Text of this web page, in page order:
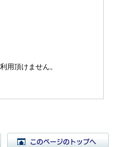
用頂けません。
前のページに戻る